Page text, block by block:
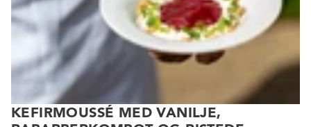
KEFIRMOUSSÉ MED VANILJE,